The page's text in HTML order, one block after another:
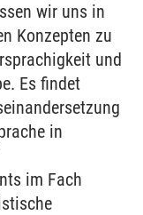
wir uns in
Konzepten zu
und
Es findet
in
im Fach